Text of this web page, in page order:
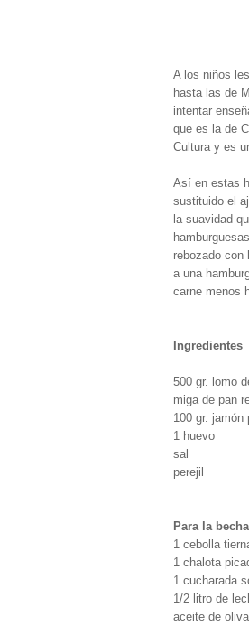
A los niños
hasta las de
intentar
que es la de
Cultura y es
Así en estas
sustituido el
la suavidad
rebozado
a una
carne menos
Ingredientes
500 gr. lomo
miga de pan
100 gr. jamón
1 huevo
sal
perejil
Para la
1 cebolla
1 chalota
1 cucharada
1/2 litro de
aceite de